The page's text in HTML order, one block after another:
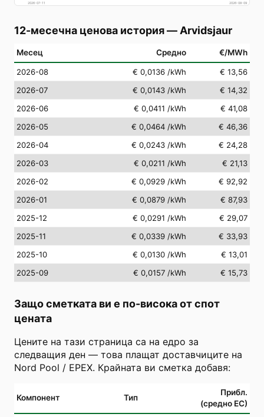
2026-07-11
2026-08-09
12-месечна ценова история— Arvidsjaur
Месец Средно €/MWh
2026-08 € 0,0136 /kWh
€ 13,56
2026-07
€ 0,0143 /kWh
€ 14,32
2026-06
€ 0,0411 /kWh
€ 41,08
2026-05
€ 0,0464 /kWh
€ 46,36
2026-04
€ 0,0243 /kWh
€ 24,28
2026-03
€ 0,0211 /kWh
€ 21,13
2026-02
€ 0,0929 /kWh
€ 92,92
2026-01
€ 0,0879 /kWh
€ 87,93
2025-12
€ 0,0291 /kWh
€ 29,07
2025-11
€ 0,0339 /kWh
€ 33,93
2025-10
€ 0,0130 /kWh
€ 13,01
2025-09
€ 0,0157 /kWh € 15,73
Защо сметката ви е по-висока от спот
цената
Цените на тази страница са на едро за
следващия ден — това плащат доставчиците на
Nord Pool / EPEX. Крайната ви сметка добавя:
Компонент Тип
Прибл.
(средно ЕС)